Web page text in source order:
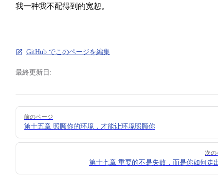
我一种我不配得到的宽恕。
GitHub でこのページを編集
最終更新日:
Pager
前のページ
第十五章 照顾你的环境，才能让环境照顾你
次の
第十七章 重要的不是失败，而是你如何走